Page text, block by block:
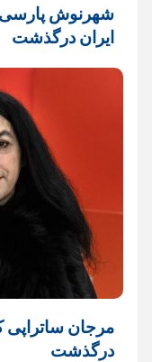
شهرنوش
ایران درگذشت
مرجان ساتراپی
درگذشت